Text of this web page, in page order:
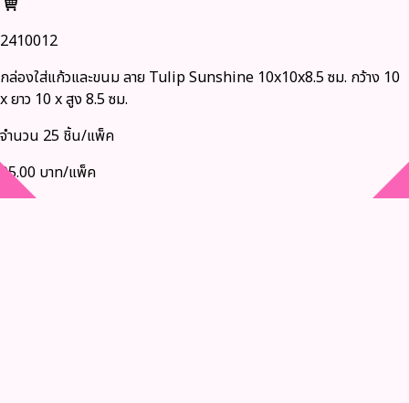
2410012
กล่องใส่แก้วและขนม ลาย Tulip Sunshine 10x10x8.5 ซม. กว้าง 10
x ยาว 10 x สูง 8.5 ซม.
จำนวน 25 ชิ้น/แพ็ค
95.00 บาท/แพ็ค